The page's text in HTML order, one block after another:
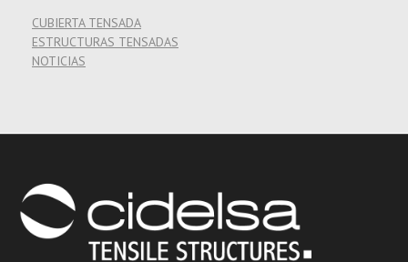
CUBIERTA TENSADA
ESTRUCTURAS TENSADAS
NOTICIAS